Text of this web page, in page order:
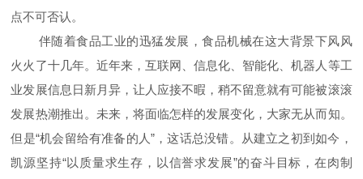
点不可否认。
伴随着食品工业的迅猛发展，食品机械在这大背景下风风
火火了十几年。近年来，互联网、信息化、智能化、机器人等工
业发展信息日新月异，让人应接不暇，稍不留意就有可能被滚滚
发展热潮推出。未来，将面临怎样的发展变化，大家无从而知。
但是“机会留给有准备的人”，这话总没错。从建立之初到如今，
凯源坚持“以质量求生存，以信誉求发展”的奋斗目标，在肉制